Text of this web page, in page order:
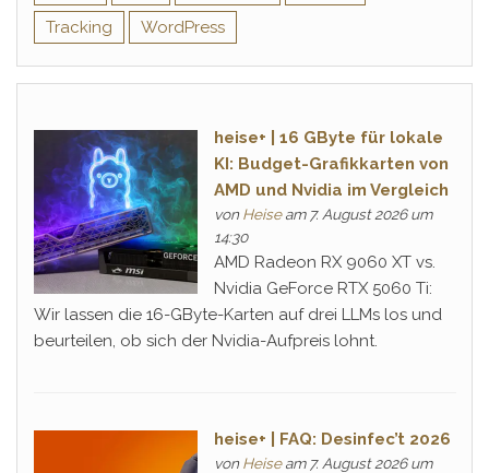
Tracking
WordPress
heise+ | 16 GByte für lokale
KI: Budget-Grafikkarten von
AMD und Nvidia im Vergleich
von Heiseam 7. August 2026 um
14:30
AMD Radeon RX 9060 XT vs.
Nvidia GeForce RTX 5060 Ti:
Wir lassen die 16-GByte-Karten auf drei LLMs los und
beurteilen, ob sich der Nvidia-Aufpreis lohnt.
heise+ | FAQ: Desinfec’t 2026
von Heiseam 7. August 2026 um